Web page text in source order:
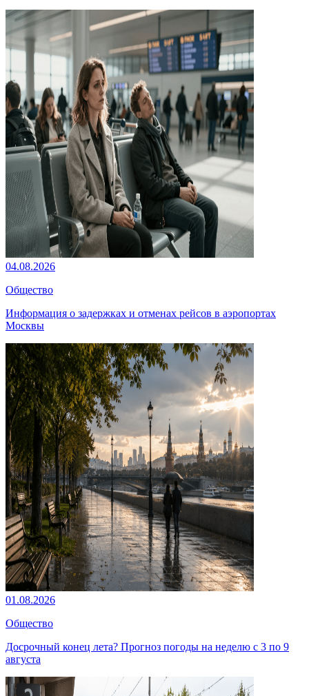
04.08.2026
Общество
Информация о задержках и отменах рейсов в аэропортах
Москвы
01.08.2026
Общество
Досрочный конец лета? Прогноз погоды на неделю с 3 по 9
августа